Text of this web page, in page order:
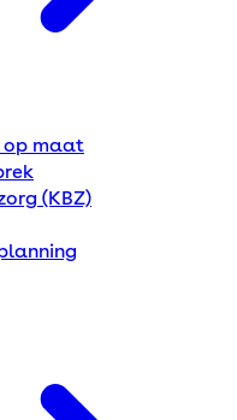
op maat
(KBZ)